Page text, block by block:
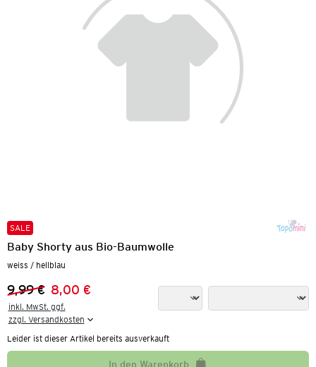
SALE
Baby Shorty aus Bio-Baumwolle
weiss / hellblau
Vorheriger Preis:
9,99 €
Neuer Preis:
8,00 €
inkl. MwSt. ggf.
zzgl. Versandkosten
Leider ist dieser Artikel bereits ausverkauft
In den Warenkorb